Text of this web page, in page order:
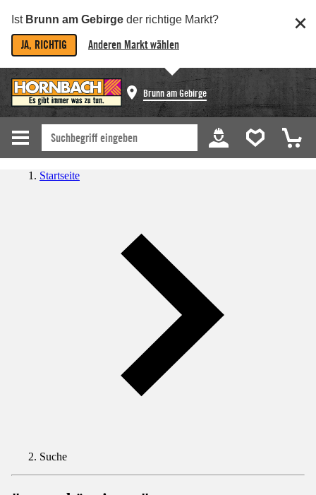
Ist Brunn am Gebirge der richtige Markt?
JA, RICHTIG Anderen Markt wählen
Brunn am Gebirge
Startseite
Suche